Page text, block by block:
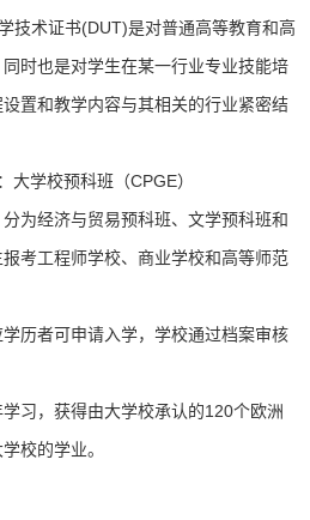
术证书(DUT)是对普通高等教育和高
时也是对学生在某一行业专业技能培
置和教学内容与其相关的行业紧密结
学校预科班（CPGE）
经济与贸易预科班、文学预科班和
考工程师学校、商业学校和高等师范
者可申请入学，学校通过档案审核
，获得由大学校承认的120个欧洲
校的学业。